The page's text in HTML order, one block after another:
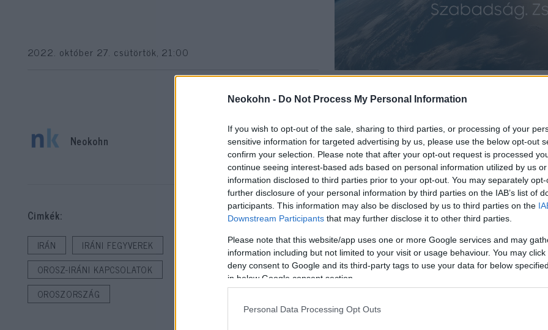
Neokohn - Do Not Process My Personal Information
If you wish to opt-out of the sale, sharing to third parties, or processing of your
sensitive information for targeted advertising by us, please use the below opt-out
confirm your selection. Please note that after your opt-out request is processed
continue seeing interest-based ads based on personal information utilized by us
information disclosed to third parties prior to your opt-out. You may separately
further disclosure of your personal information by third parties on the IAB’s list of
participants. This information may also be disclosed by us to third parties on the
Downstream Participants that may further disclose it to other third parties.
Please note that this website/app uses one or more Google services and may
information including but not limited to your visit or usage behaviour. You may
deny consent to Google and its third-party tags to use your data for below
in below Google consent section.
Personal Data Processing Opt Outs
2022. október 27. csütörtök, 21:00
A legfrissebb hírekért kövessen
A Kan közszolgálati műsorszolgáltatónak
mondta, hogy „ígéretet tesz arra, hogy
hogy Oroszország figyelembe veszi, mint más
érzékenységét”.
Irán az elmúlt hónapokban több száz drónt szállított
Ukrajnával folytatott harcokban használnak, és
Neokohn
Cimkék:
IRÁN
IRÁNI FEGYVEREK
OROSZ-IRÁNI KAPCSOLATOK
OROSZORSZÁG